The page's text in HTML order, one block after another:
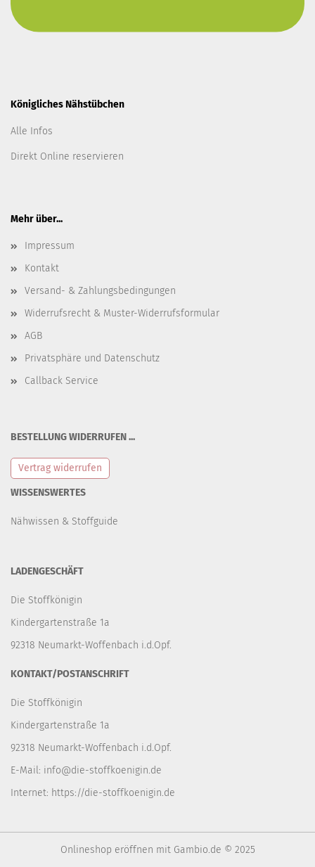
Königliches Nähstübchen
Alle Infos
Direkt Online reservieren
Mehr über...
Impressum
Kontakt
Versand- & Zahlungsbedingungen
Widerrufsrecht & Muster-Widerrufsformular
AGB
Privatsphäre und Datenschutz
Callback Service
BESTELLUNG WIDERRUFEN ...
Vertrag widerrufen
WISSENSWERTES
Nähwissen & Stoffguide
LADENGESCHÄFT
Die Stoffkönigin
Kindergartenstraße 1a
92318 Neumarkt-Woffenbach i.d.Opf.
KONTAKT/POSTANSCHRIFT
Die Stoffkönigin
Kindergartenstraße 1a
92318 Neumarkt-Woffenbach i.d.Opf.
E-Mail: info@die-stoffkoenigin.de
Internet: https://die-stoffkoenigin.de
Onlineshop eröffnen mit Gambio.de © 2025